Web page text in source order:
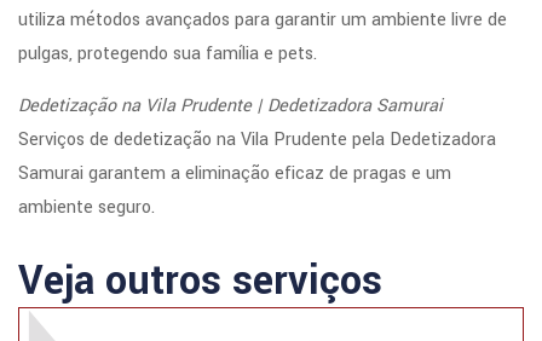
utiliza métodos avançados para garantir um ambiente livre de
pulgas, protegendo sua família e pets.
Dedetização na Vila Prudente | Dedetizadora Samurai
Serviços de dedetização na Vila Prudente pela Dedetizadora
Samurai garantem a eliminação eficaz de pragas e um
ambiente seguro.
Veja outros serviços